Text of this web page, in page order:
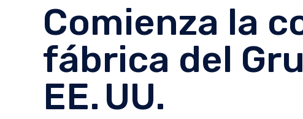
Comienza la
fábrica del
EE. UU.